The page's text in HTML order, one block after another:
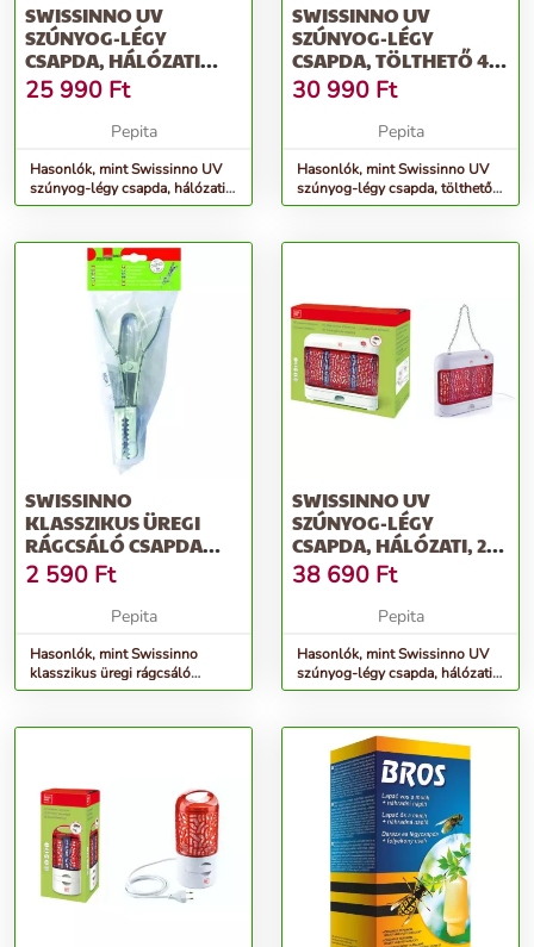
SWISSINNO UV
SZÚNYOG-LÉGY
CSAPDA, HÁLÓZATI
22WATT 2 DB/KARTON
25 990 Ft
Pepita
Hasonlók, mint Swissinno UV
szúnyog-légy csapda, hálózati
22watt 2 db/karton
SWISSINNO UV
SZÚNYOG-LÉGY
CSAPDA, TÖLTHETŐ 4
WATT LED 2
DB/KARTON
30 990 Ft
Pepita
Hasonlók, mint Swissinno UV
szúnyog-légy csapda, tölthető 4
watt LED 2 db/karton
SWISSINNO
KLASSZIKUS ÜREGI
RÁGCSÁLÓ CSAPDA
FÉM
2 590 Ft
Pepita
Hasonlók, mint Swissinno
klasszikus üregi rágcsáló
csapda fém
SWISSINNO UV
SZÚNYOG-LÉGY
CSAPDA, HÁLÓZATI, 24
WATT LED
38 690 Ft
Pepita
Hasonlók, mint Swissinno UV
szúnyog-légy csapda, hálózati,
24 watt LED